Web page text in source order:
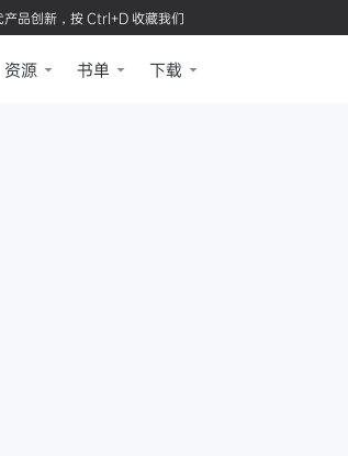
品创新，按 Ctrl+D 收藏我们
资源 书单 下载